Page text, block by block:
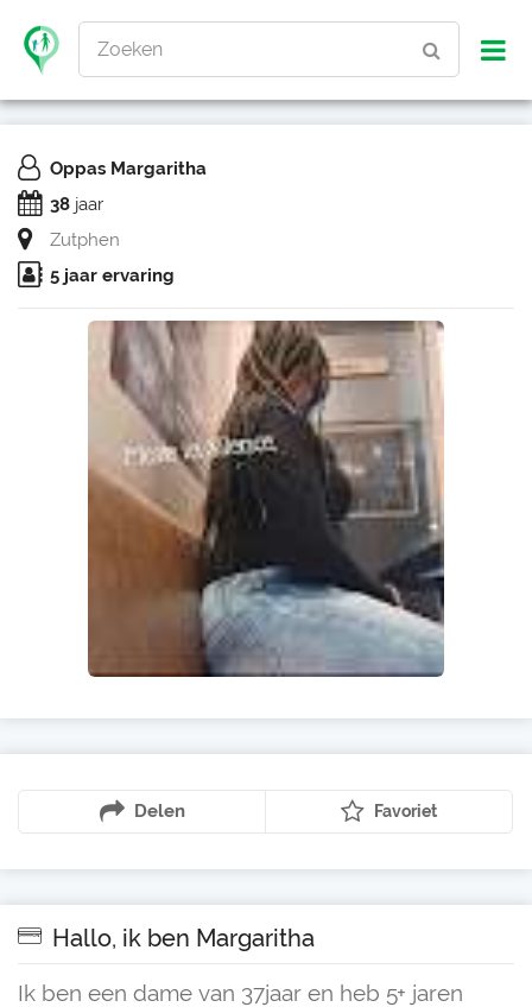
Zoeken
Oppas Margaritha
38 jaar
Zutphen
5 jaar ervaring
Delen Favoriet
Hallo, ik ben Margaritha
Ik ben een dame van 37jaar en heb 5+ jaren